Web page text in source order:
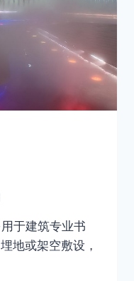
于建筑专业书
地或架空敷设，